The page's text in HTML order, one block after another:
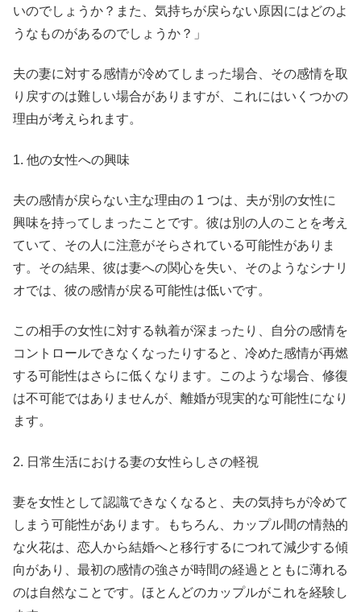
いのでしょうか？また、気持ちが戻らない原因にはどのよ
うなものがあるのでしょうか？」
夫の妻に対する感情が冷めてしまった場合、その感情を取
り戻すのは難しい場合がありますが、これにはいくつかの
理由が考えられます。
1. 他の女性への興味
夫の感情が戻らない主な理由の 1 つは、夫が別の女性に
興味を持ってしまったことです。彼は別の人のことを考え
ていて、その人に注意がそらされている可能性がありま
す。その結果、彼は妻への関心を失い、そのようなシナリ
オでは、彼の感情が戻る可能性は低いです。
この相手の女性に対する執着が深まったり、自分の感情を
コントロールできなくなったりすると、冷めた感情が再燃
する可能性はさらに低くなります。このような場合、修復
は不可能ではありませんが、離婚が現実的な可能性になり
ます。
2. 日常生活における妻の女性らしさの軽視
妻を女性として認識できなくなると、夫の気持ちが冷めて
しまう可能性があります。もちろん、カップル間の情熱的
な火花は、恋人から結婚へと移行するにつれて減少する傾
向があり、最初の感情の強さが時間の経過とともに薄れる
のは自然なことです。ほとんどのカップルがこれを経験し